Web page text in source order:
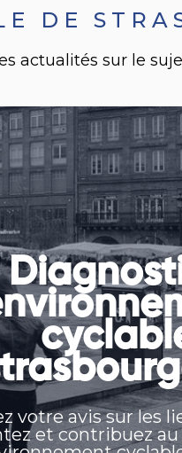
DE
actualités sur le
votre avis sur les
et contribuez